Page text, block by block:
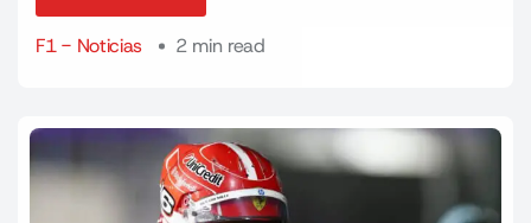
F1 - Noticias
2 min read